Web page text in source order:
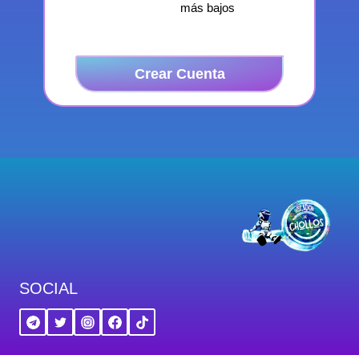
más bajos
Crear Cuenta
SOCIAL